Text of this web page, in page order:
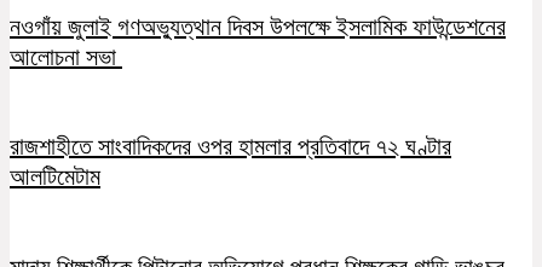
নওগাঁয় জুলাই গণঅভ্যুত্থান দিবস উপলক্ষে ইসলামিক ফাউন্ডেশনের
আলোচনা সভা
রাজশাহীতে সাংবাদিকদের ওপর হামলার প্রতিবাদে ৭২ ঘণ্টার
আলটিমেটাম